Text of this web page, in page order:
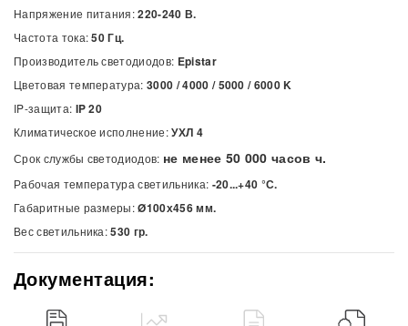
Напряжение питания:220-240 В.
Частота тока:50 Гц.
Производитель светодиодов: Epistar
Цветовая температура:3000 / 4000 / 5000 / 6000K
IP-защита: IP 20
Климатическое исполнение:УХЛ 4
Срок службы светодиодов: не менее 50 000 часов ч.
Рабочая температура светильника: -20...+40 °С.
Габаритные размеры:Ø100х456 мм.
Вес светильника:530 гр.
Документация: